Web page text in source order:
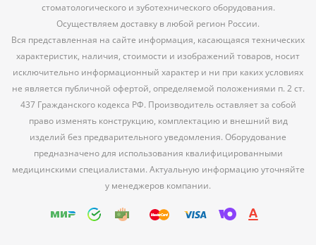
стоматологического и зуботехнического оборудования.
Осуществляем доставку в любой регион России.
Вся представленная на сайте информация, касающаяся технических
характеристик, наличия, стоимости и изображений товаров, носит
исключительно информационный характер и ни при каких условиях
не является публичной офертой, определяемой положениями п. 2 ст.
437 Гражданского кодекса РФ. Производитель оставляет за собой
право изменять конструкцию, комплектацию и внешний вид
изделий без предварительного уведомления. Оборудование
предназначено для использования квалифицированными
медицинскими специалистами. Актуальную информацию уточняйте
у менеджеров компании.